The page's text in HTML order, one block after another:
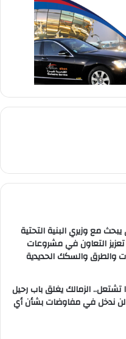
مع وزيري البنية التحتية
تعزيز التعاون في مشروعات
والطرق والسكك الحديدية
تشتعل.. الزمالك يغلق باب رحيل
لن ندخل في مفاوضات بشأن أي